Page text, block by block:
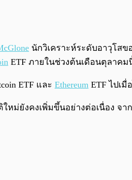
นักวิเคราะห์ระดับอาวุโสข
ETF ภายในช่วงต้นเดือนตุลา
ETF และ Ethereum ETF ไปเ
หม่ยังคงเพิ่มขึ้นอย่างต่อเนื่อง จ